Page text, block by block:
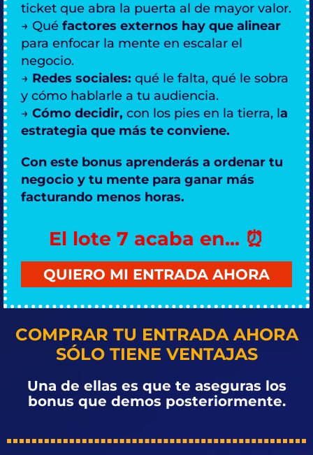
ticket que abra la puerta al de mayor valor.
→ Qué factores externos hay que alinear
para enfocar la mente en escalar el
negocio.
→ Redes sociales: qué le falta, qué le sobra
y cómo hablarle a tu audiencia.
→ Cómo decidir, con los pies en la tierra, la
estrategia que más te conviene.
Con este bonus aprenderás a ordenar tu
negocio y tu mente para ganar más
facturando menos horas.
El lote 7 acaba en... ⏰
QUIERO MI ENTRADA AHORA
COMPRAR TU ENTRADA AHORA
SÓLO TIENE VENTAJAS
Una de ellas es que te aseguras los
bonus que demos posteriormente.